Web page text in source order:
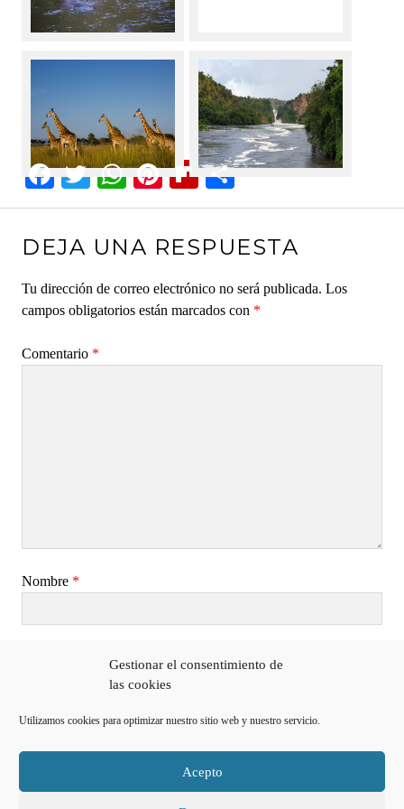
Gestionar el consentimiento de
las cookies
Utilizamos cookies para optimizar nuestro sitio web y nuestro servicio.
Acepto
F
ac
eb
oo
k
T
wi
tt
er
W
h
at
s
A
p
Pi
nt
er
es
t
Fl
ip
b
oa
rd
C
o
m
p
ar
ti
DEJA UNA RESPUESTA
Tu dirección de correo electrónico no será publicada. Los
campos obligatorios están marcados con *
Comentario *
Nombre *
Correo electrónico *